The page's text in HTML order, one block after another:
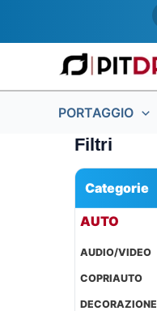
PORTAGGIO
Filtri
Categorie
AUTO
AUDIO/VIDEO
COPRIAUTO
DECORAZIONE